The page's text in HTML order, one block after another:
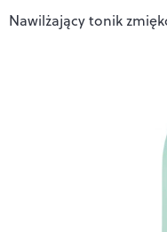
Nawilżający tonik